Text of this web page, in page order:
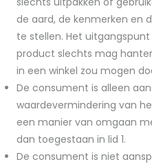
de aard, de kenmerken en
te stellen. Het
product slechts mag
in een winkel zou mogen
De consument is alleen
waardevermindering van
een manier van omgaan
dan toegestaan in lid 1.
De consument is niet